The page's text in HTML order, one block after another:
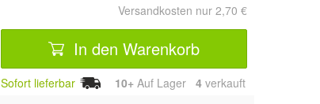
Versandkosten nur 2,70 €
In den Warenkorb
Sofort lieferbar 10+ Auf Lager 4 verkauft